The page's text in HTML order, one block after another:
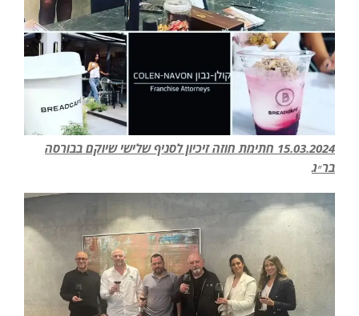
15.03.2024 חתימת חוזה זיכיון לסניף שלישי שיוקם בבורסה
בר״ג